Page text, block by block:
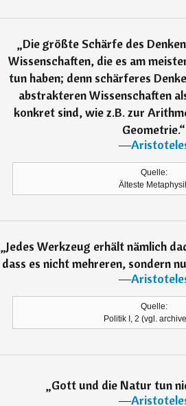
„Die größte Schärfe des
Wissenschaften, die es am
tun haben; denn schärferes
abstrakteren Wissenschaften
konkret sind, wie z.B. zur
Geometrie.“
―
Quelle:
Älteste
„Jedes Werkzeug erhält nämlich
dass es nicht mehreren, sondern
―
Quelle:
Politik I, 2 (vgl.
„Gott und die Natur tun
―